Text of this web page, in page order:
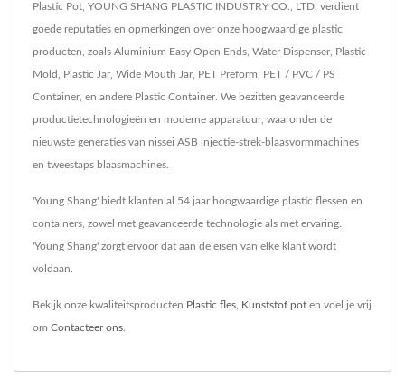
Plastic Pot, YOUNG SHANG PLASTIC INDUSTRY CO., LTD. verdient
goede reputaties en opmerkingen over onze hoogwaardige plastic
producten, zoals Aluminium Easy Open Ends, Water Dispenser, Plastic
Mold, Plastic Jar, Wide Mouth Jar, PET Preform, PET / PVC / PS
Container, en andere Plastic Container. We bezitten geavanceerde
productietechnologieën en moderne apparatuur, waaronder de
nieuwste generaties van nissei ASB injectie-strek-blaasvormmachines
en tweestaps blaasmachines.
'Young Shang' biedt klanten al 54 jaar hoogwaardige plastic flessen en
containers, zowel met geavanceerde technologie als met ervaring.
'Young Shang' zorgt ervoor dat aan de eisen van elke klant wordt
voldaan.
Bekijk onze kwaliteitsproducten Plastic fles, Kunststof pot en voel je vrij
om Contacteer ons.